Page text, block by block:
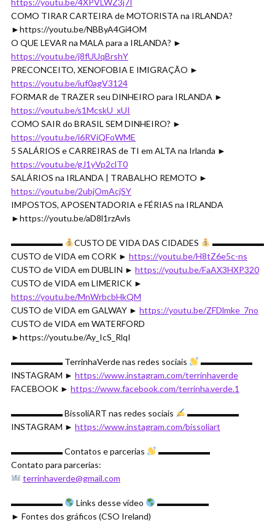
COMO TIRAR CARTEIRA de MOTORISTA na IRLANDA?
►https://youtu.be/NBByA4Gi4OM
O QUE LEVAR na MALA para a IRLANDA? ►
https://youtu.be/j8fUUqBrshY
PRECONCEITO, XENOFOBIA E IMIGRAÇÃO ►
https://youtu.be/iuf0agV3124
FORMAR de TRAZER seu DINHEIRO para IRLANDA ►
https://youtu.be/s1McskU_xUI
COMO SAIR do BRASIL SEM DINHEIRO? ►
https://youtu.be/i6RViQFoWME
5 SALÁRIOS e CARREIRAS de TI em ALTA na Irlanda ►
https://youtu.be/gJ1yVp2clT0
SALÁRIOS na IRLANDA | TRABALHO REMOTO ►
https://youtu.be/2ubjOmAcjSY
IMPOSTOS, APOSENTADORIA e FÉRIAS na IRLANDA
►https://youtu.be/aD8l1rzAvls
▬▬▬▬▬▬ CUSTO DE VIDA DAS CIDADES
▬▬▬▬▬▬
CUSTO de VIDA em CORK ► https://youtu.be/H8tZ6e5c-ns
CUSTO de VIDA em DUBLIN ► https://youtu.be/FaAX3HXP320
CUSTO de VIDA em LIMERICK ►
https://youtu.be/MnWrbcbHkQM
CUSTO de VIDA em GALWAY ► https://youtu.be/ZFDlmke_7no
CUSTO de VIDA em WATERFORD
►https://youtu.be/Ay_IcS_RlqI
▬▬▬▬▬▬ TerrinhaVerde nas redes sociais
▬▬▬▬▬▬
INSTAGRAM ► https://www.instagram.com/terrinhaverde
FACEBOOK ► https://www.facebook.com/terrinha.verde.1
▬▬▬▬▬▬ BissoliART nas redes sociais
▬▬▬▬▬▬
INSTAGRAM ► https://www.instagram.com/bissoliart
▬▬▬▬▬▬ Contatos e parcerias
▬▬▬▬▬▬
Contato para parcerias:
terrinhaverde@gmail.com
▬▬▬▬▬▬ Links desse vídeo
▬▬▬▬▬▬
► Fontes dos gráficos (CSO Ireland)